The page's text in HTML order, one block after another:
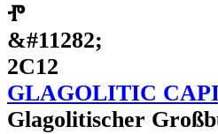
Ⱂ
&#11282;
2C12
GLAGOLITIC
Glagolitischer